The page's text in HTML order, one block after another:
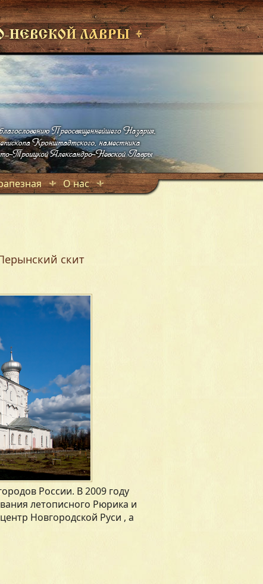
О нас
скит
России. В 2009 году
летописного Рюрика и
Новгородской Руси , а